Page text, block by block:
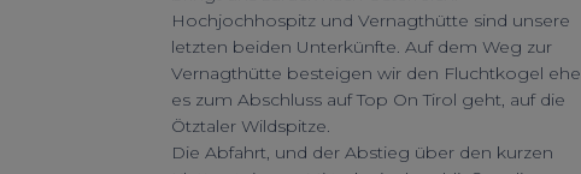
Hochjochhospitz und Vernagthütte sind unsere
letzten beiden Unterkünfte. Auf dem Weg zur
Vernagthütte besteigen wir den Fluchtkogel ehe
es zum Abschluss auf Top On Tirol geht, auf die
Ötztaler Wildspitze.
Die Abfahrt, und der Abstieg über den kurzen